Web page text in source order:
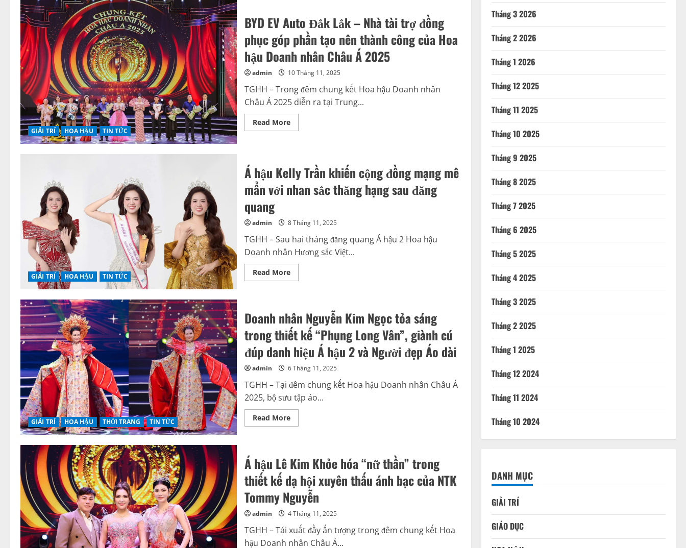
lòng
chân
thành
trở
thành
kim
chỉ
nam
quản
trị
doanh
nghiệp
GIẢI TRÍ HOA HẬU TIN TỨC
BYD EV Auto Đắk Lắk – Nhà tài trợ đồng
phục góp phần tạo nên thành công của Hoa
hậu Doanh nhân Châu Á 2025
admin 10 Tháng 11, 2025
TGHH – Trong đêm chung kết Hoa hậu Doanh nhân
Châu Á 2025 diễn ra tại Trung...
Read MoreRead
more
Lắk
–
Nhà
tài
góp
phần
tạo
nên
thành
công
của
Hoa
hậu
2025
GIẢI TRÍ HOA HẬU TIN TỨC
Á hậu Kelly Trần khiến cộng đồng mạng mê
mẩn với nhan sắc thăng hạng sau đăng
quang
admin 8 Tháng 11, 2025
TGHH – Sau hai tháng đăng quang Á hậu 2 Hoa hậu
Doanh nhân Hương sắc Việt...
Read MoreRead
more
Trần
khiến
cộng
đồng
mạng
mê
mẩn
với
nhan
sắc
thăng
hạng
sau
đăng
quang
GIẢI TRÍ HOA HẬU THỜI TRANG TIN TỨC
Doanh nhân Nguyễn Kim Ngọc tỏa sáng
trong thiết kế “Phụng Long Vân”, giành cú
đúp danh hiệu Á hậu 2 và Người đẹp Áo dài
admin 6 Tháng 11, 2025
TGHH – Tại đêm chung kết Hoa hậu Doanh nhân Châu Á
2025, bộ sưu tập áo...
Read MoreRead
more
Kim
Ngọc
tỏa
sáng
trong
thiết
kế
“Phụng
Long
Vân”,
giành
cú
đúp
Á hậu Lê Kim Khỏe hóa “nữ thần” trong
thiết kế dạ hội xuyên thấu ánh bạc của NTK
Tommy Nguyễn
admin 4 Tháng 11, 2025
TGHH – Tái xuất đầy ấn tượng trong đêm chung kết Hoa
hậu Doanh nhân Châu Á...
Tháng 3 2026
Tháng 2 2026
Tháng 1 2026
Tháng 12 2025
Tháng 11 2025
Tháng 10 2025
Tháng 9 2025
Tháng 8 2025
Tháng 7 2025
Tháng 6 2025
Tháng 5 2025
Tháng 4 2025
Tháng 3 2025
Tháng 2 2025
Tháng 1 2025
Tháng 12 2024
Tháng 11 2024
Tháng 10 2024
DANH MỤC
GIẢI TRÍ
GIÁO DỤC